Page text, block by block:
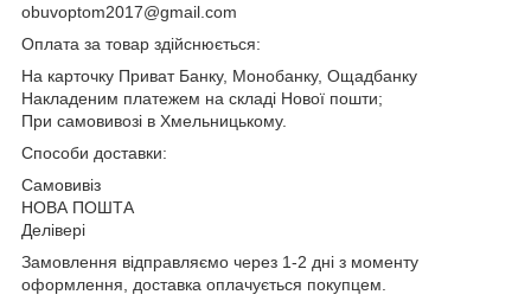
obuvoptom2017@gmail.com
Оплата за товар здійснюється:
На карточку Приват Банку, Монобанку, Ощадбанку
Накладеним платежем на складі Нової пошти;
При самовивозі в Хмельницькому.
Способи доставки:
Самовивіз
НОВА ПОШТА
Делівері
Замовлення відправляємо через 1-2 дні з моменту
оформлення, доставка оплачується покупцем.